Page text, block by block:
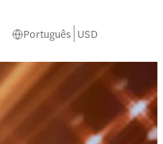
Português USD